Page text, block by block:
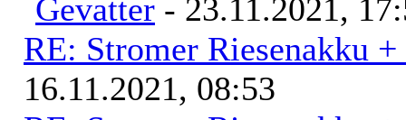
Gevatter - 23.11.2021,
RE: Stromer Riesenakku
16.11.2021, 08:53